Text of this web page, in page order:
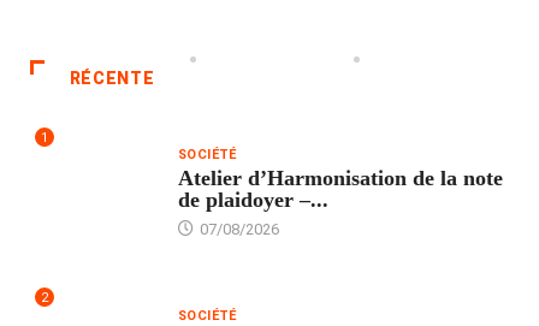
RÉCENTE
1
SOCIÉTÉ
Atelier d’Harmonisation de la note
de plaidoyer –...
07/08/2026
2
SOCIÉTÉ